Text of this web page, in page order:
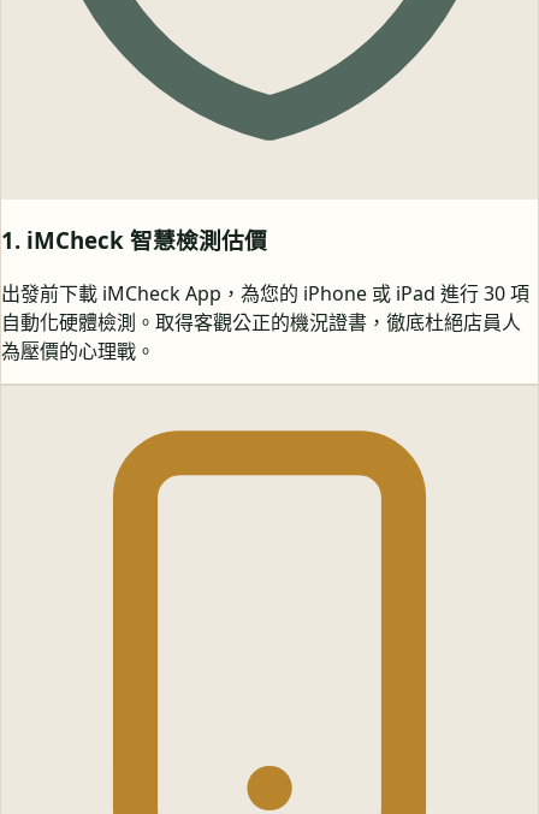
1. iMCheck 智慧檢測估價
出發前下載 iMCheck App，為您的 iPhone 或 iPad 進行 30 項
自動化硬體檢測。取得客觀公正的機況證書，徹底杜絕店員人
為壓價的心理戰。